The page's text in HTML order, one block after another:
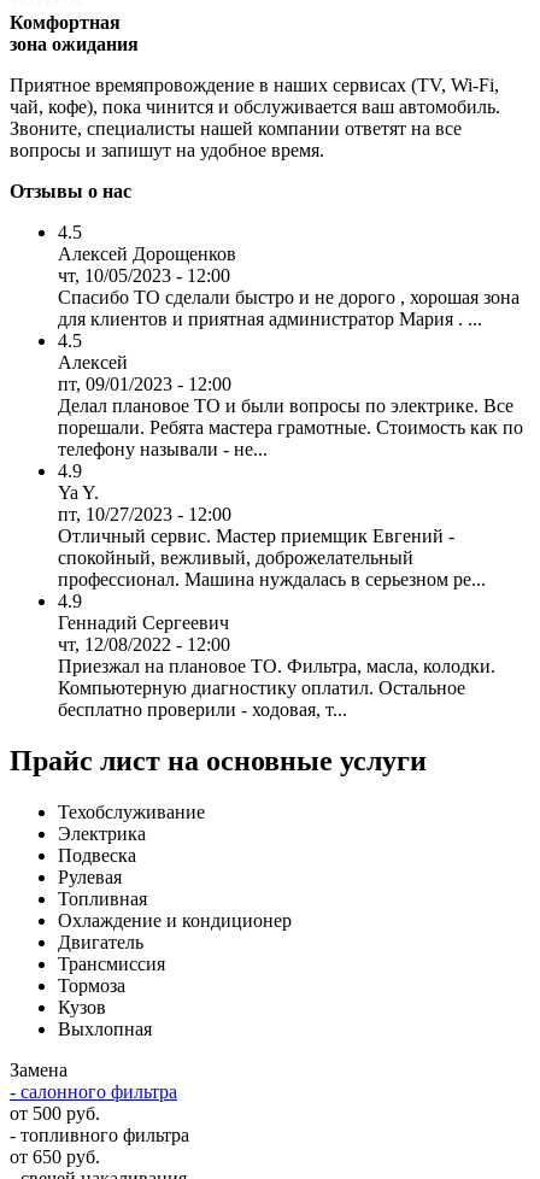
Комфортная
зона ожидания
Приятное времяпровождение в наших сервисах (TV, Wi-Fi,
чай, кофе), пока чинится и обслуживается ваш автомобиль.
Звоните, специалисты нашей компании ответят на все
вопросы и запишут на удобное время.
Отзывы о нас
4.5
Алексей Дорощенков
чт, 10/05/2023 - 12:00
Спасибо ТО сделали быстро и не дорого , хорошая зона
для клиентов и приятная администратор Мария . ...
4.5
Алексей
пт, 09/01/2023 - 12:00
Делал плановое ТО и были вопросы по электрике. Все
порешали. Ребята мастера грамотные. Стоимость как по
телефону называли - не...
4.9
Ya Y.
пт, 10/27/2023 - 12:00
Отличный сервис. Мастер приемщик Евгений -
спокойный, вежливый, доброжелательный
профессионал. Машина нуждалась в серьезном ре...
4.9
Геннадий Сергеевич
чт, 12/08/2022 - 12:00
Приезжал на плановое ТО. Фильтра, масла, колодки.
Компьютерную диагностику оплатил. Остальное
бесплатно проверили - ходовая, т...
Прайс лист на основные услуги
Техобслуживание
Электрика
Подвеска
Рулевая
Топливная
Охлаждение и кондиционер
Двигатель
Трансмиссия
Тормоза
Кузов
Выхлопная
Замена
- салонного фильтра
от 500 руб.
- топливного фильтра
от 650 руб.